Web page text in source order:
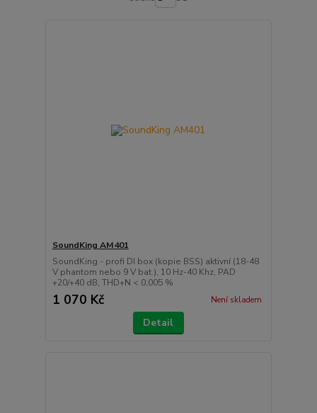
SoundKing AM401
SoundKing - profi DI box (kopie BSS) aktivní (18-48
V phantom nebo 9 V bat.), 10 Hz-40 Khz, PAD
+20/+40 dB, THD+N < 0,005 %
1 070 Kč Není skladem
Detail